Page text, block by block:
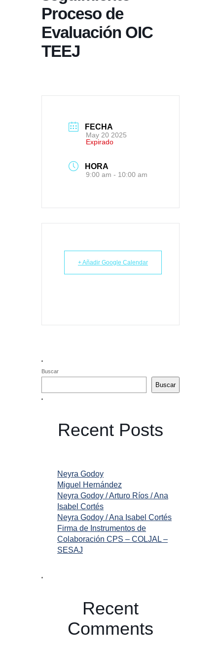
Proceso de
Evaluación OIC
TEEJ
FECHA
May 20 2025
Expirado
HORA
9:00 am - 10:00 am
+ Añadir Google Calendar
Buscar
Buscar
Recent Posts
Neyra Godoy
Miguel Hernández
Neyra Godoy / Arturo Ríos / Ana
Isabel Cortés
Neyra Godoy / Ana Isabel Cortés
Firma de Instrumentos de
Colaboración CPS – COLJAL –
SESAJ
Recent
Comments